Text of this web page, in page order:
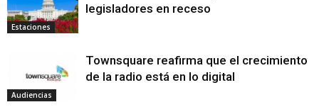
Estaciones
legisladores en receso
Audiencias
Townsquare reafirma que el crecimiento
de la radio está en lo digital